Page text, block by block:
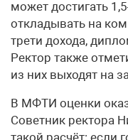
может достигать
откладывать на
трети дохода,
Ректор также
из них выходят на
В МФТИ оценки
Советник ректора
такой расчёт: если